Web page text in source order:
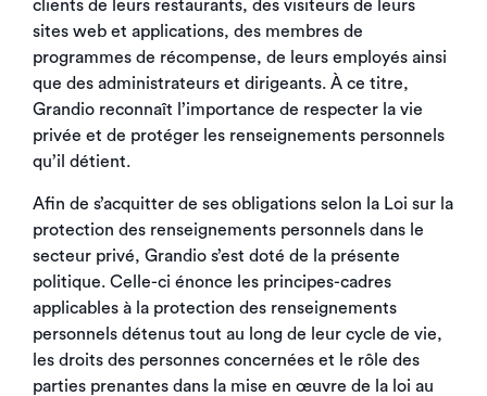
clients de leurs restaurants, des visiteurs de leurs
sites web et applications, des membres de
programmes de récompense, de leurs employés ainsi
que des administrateurs et dirigeants. À ce titre,
Grandio reconnaît l’importance de respecter la vie
privée et de protéger les renseignements personnels
qu’il détient.
Afin de s’acquitter de ses obligations selon la Loi sur la
protection des renseignements personnels dans le
secteur privé, Grandio s’est doté de la présente
politique. Celle-ci énonce les principes-cadres
applicables à la protection des renseignements
personnels détenus tout au long de leur cycle de vie,
les droits des personnes concernées et le rôle des
parties prenantes dans la mise en œuvre de la loi au